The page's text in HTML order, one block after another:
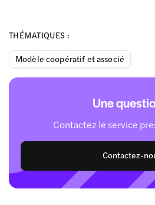
THÉMATIQUES :
Modèle coopératif et associé
Une
Contactez le service
Contactez-